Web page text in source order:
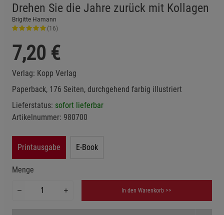
Drehen Sie die Jahre zurück mit Kollagen
Brigitte Hamann
(16)
7,20 €
Verlag: Kopp Verlag
Paperback, 176 Seiten, durchgehend farbig illustriert
Lieferstatus: sofort lieferbar
Artikelnummer: 980700
Printausgabe E-Book
Menge
In den Warenkorb >>